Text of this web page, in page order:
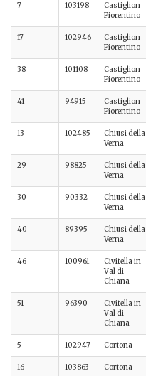
7 103198
Castiglion
Fiorentino
17 102946
Castiglion
Fiorentino
38 101108
Castiglion
Fiorentino
41 94915
Castiglion
Fiorentino
13 102485
Chiusi della
Verna
29 98825
Chiusi della
Verna
30 90332
Chiusi della
Verna
40 89395
Chiusi della
Verna
46 100961
Civitella in
Val di
Chiana
51 96390
Civitella in
Val di
Chiana
5 102947 Cortona
16 103863 Cortona